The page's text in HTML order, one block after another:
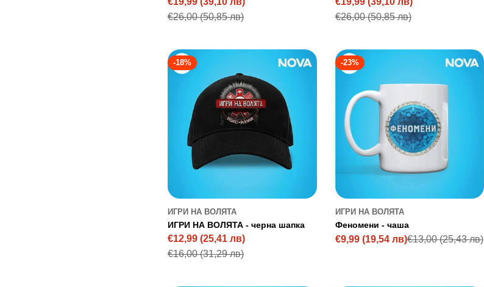
Sale
Regular
€26,00(50,85 лв)
Sale
Regular
€26,00(50,85 лв)
-18%
ИГРИ НА ВОЛЯТА
ИГРИ НА ВОЛЯТА - черна шапка
Sale
€12,99 (25,41 лв)
Regular
€16,00(31,29 лв)
-23%
ИГРИ НА ВОЛЯТА
Феномени - чаша
Sale
€9,99 (19,54 лв)
Regular
€13,00(25,43 лв)